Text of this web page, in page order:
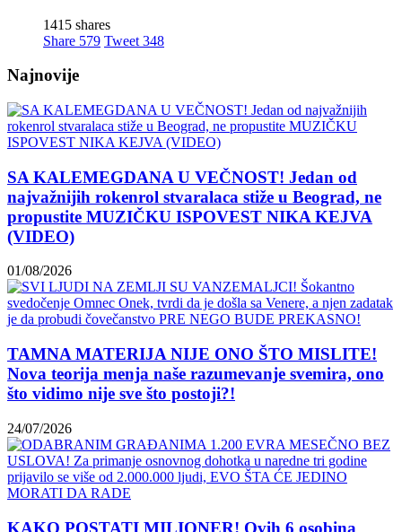
1415 shares
Share 579 Tweet 348
Najnovije
SA KALEMEGDANA U VEČNOST! Jedan od
najvažnijih rokenrol stvaralaca stiže u Beograd, ne
propustite MUZIČKU ISPOVEST NIKA KEJVA
(VIDEO)
01/08/2026
TAMNA MATERIJA NIJE ONO ŠTO MISLITE!
Nova teorija menja naše razumevanje svemira, ono
što vidimo nije sve što postoji?!
24/07/2026
KAKO POSTATI MILIONER! Ovih 6 osobina